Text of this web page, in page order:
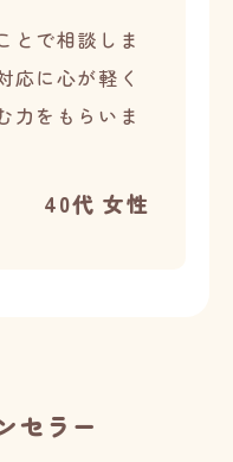
とで相談しま
応に心が軽く
力をもらいま
40代 女性
セラー